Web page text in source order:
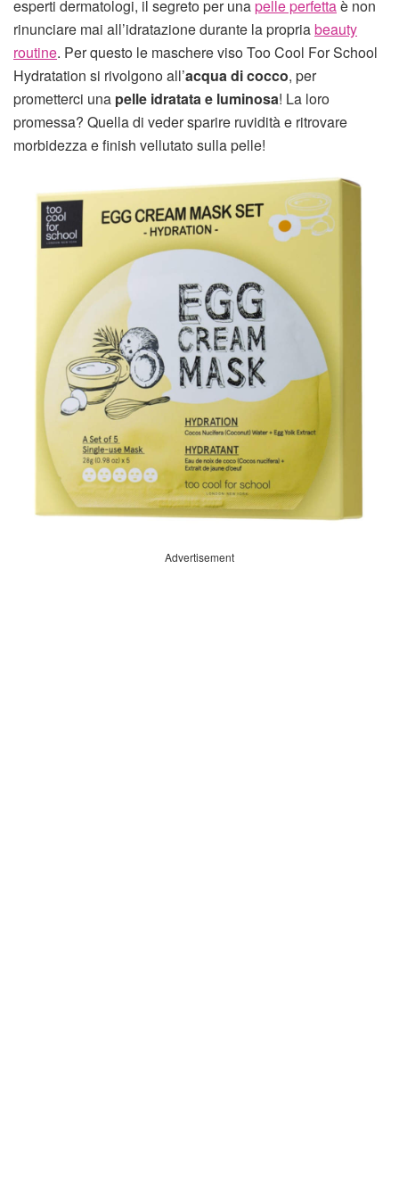
esperti dermatologi, il segreto per unapelle perfettaè non
rinunciare mai all’idratazione durante la propriabeauty
routine. Per questo le maschere viso Too Cool For School
Hydratation si rivolgono all’acqua di cocco, per
prometterci una pelle idratata e luminosa! La loro
promessa? Quella di veder sparire ruvidità e ritrovare
morbidezza e finish vellutato sulla pelle!
Advertisement